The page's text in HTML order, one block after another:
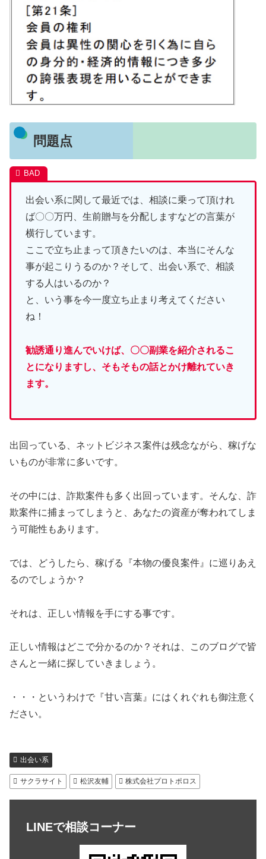
問題点
出会い系に関して最近では、相談に乗って頂けれ
ば〇〇万円、生前贈与を分配しますなどの言葉が
横行しています。
ここで立ち止まって頂きたいのは、本当にそんな
事が起こりうるのか？そして、出会い系で、相談
する人はいるのか？
と、いう事を今一度立ち止まり考えてください
ね！
勧誘通り進んでいけば、〇〇副業を紹介されるこ
とになりますし、そもそもの話とかけ離れていき
ます。
出回っている、ネットビジネス案件は残念ながら、稼げな
いものが非常に多いです。
その中には、詐欺案件も多く出回っています。そんな、詐
欺案件に捕まってしまうと、あなたの資産が奪われてしま
う可能性もあります。
では、どうしたら、稼げる『本物の優良案件』に巡りあえ
るのでしょうか？
それは、正しい情報を手にする事です。
正しい情報はどこで分かるのか？それは、このブログで皆
さんと一緒に探していきましょう。
・・・というわけで『甘い言葉』にはくれぐれも御注意く
ださい。
出会い系
サクラサイト 松沢友輔 株式会社プロトポロス
LINEで相談コーナー